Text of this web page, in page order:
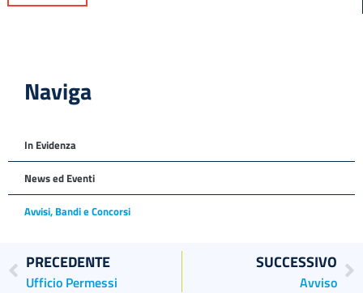
Naviga
In Evidenza
News ed Eventi
Avvisi, Bandi e Concorsi
PRECEDENTE
Ufficio Permessi
SUCCESSIVO
Avviso